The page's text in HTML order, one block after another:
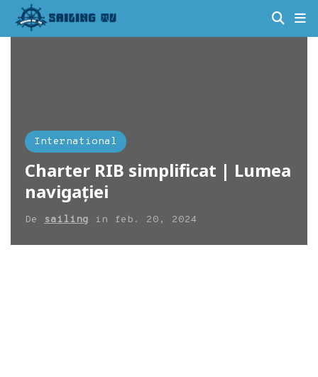
International
Charter RIB simplificat | Lumea
navigației
De sailing in feb. 20, 2024